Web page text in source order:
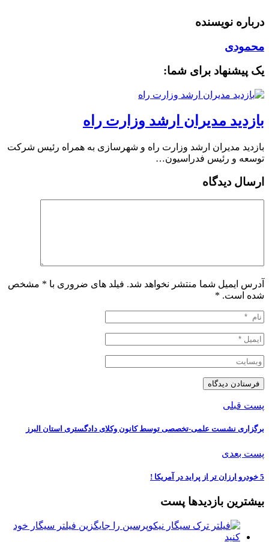
درباره نویسنده
محمودی
یک پیشنهاد برای شما:
بازدید مدیران ارشد وزارت راه
بازدید مدیران ارشد وزارت راه و شهرسازی به همراه رئیس شرکت
توسعه و رئیس فدراسیون…
ارسال دیدگاه
آدرس ایمیل شما منتشر نخواهد شد. فیلد های ضروری با * مشخص
شده است. *
پست قبلی
برگزاری نشست علمی-تخصصی توسط کانون وکلای دادگستری استان البرز
پست بعدی
5 خودرو ارزان تر از پراید در آمریکا !
بیشترین بازدیدها پست